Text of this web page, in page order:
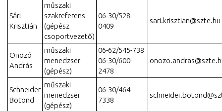
Sári
Krisztián
műszaki
szakreferens
(gépész
csoportvezető)
06-30/528-
0409
sari.krisztian@szte.hu
Onozó
András
műszaki
menedzser
(gépész)
06-62/545-738
06-30/600-
2478
Schneider
Botond
műszaki
menedzser
(gépész)
06-30/464-
7338